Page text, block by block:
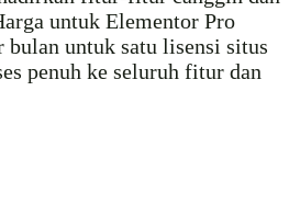
untuk Elementor Pro
untuk satu lisensi situs
penuh ke seluruh fitur dan